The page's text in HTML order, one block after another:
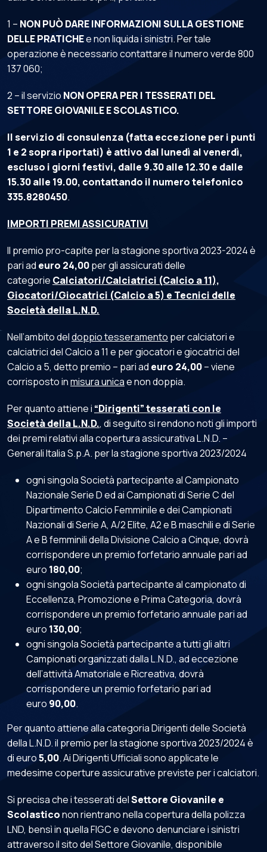
1 – NON PUÒ DARE INFORMAZIONI SULLA GESTIONE
DELLE PRATICHEe non liquida i sinistri. Per tale
operazione è necessario contattare il numero verde 800
137 060;
2 – il servizio NON OPERA PER I TESSERATI DEL
SETTORE GIOVANILE E SCOLASTICO.
Il servizio di consulenza (fatta eccezione per i punti
1 e 2 sopra riportati) è attivo dal lunedì al venerdì,
escluso i giorni festivi, dalle 9.30 alle 12.30 e dalle
15.30 alle 19.00, contattando il numero telefonico
335.8280450.
IMPORTI PREMI ASSICURATIVI
Il premio pro-capite per la stagione sportiva 2023-2024 è
pari ad euro 24,00per gli assicurati delle
categorie Calciatori/Calciatrici (Calcio a 11),
Giocatori/Giocatrici (Calcio a 5) e Tecnici delle
Società della L.N.D.
Nell’ambito deldoppio tesseramento per calciatori e
calciatrici del Calcio a 11 e per giocatori e giocatrici del
Calcio a 5, detto premio – pari ad euro 24,00– viene
corrisposto inmisura unicae non doppia.
Per quanto attiene i “Dirigenti” tesserati con le
Società della L.N.D., di seguito si rendono noti gli importi
dei premi relativi alla copertura assicurativa L.N.D. –
Generali Italia S.p.A. per la stagione sportiva 2023/2024
ogni singola Società partecipante al Campionato
Nazionale Serie D ed ai Campionati di Serie C del
Dipartimento Calcio Femminile e dei Campionati
Nazionali di Serie A, A/2 Elite, A2 e B maschili e di Serie
A e B femminili della Divisione Calcio a Cinque, dovrà
corrispondere un premio forfetario annuale pari ad
euro 180,00;
ogni singola Società partecipante al campionato di
Eccellenza, Promozione e Prima Categoria, dovrà
corrispondere un premio forfetario annuale pari ad
euro 130,00;
ogni singola Società partecipante a tutti gli altri
Campionati organizzati dalla L.N.D., ad eccezione
dell’attività Amatoriale e Ricreativa, dovrà
corrispondere un premio forfetario pari ad
euro 90,00.
Per quanto attiene alla categoria Dirigenti delle Società
della L.N.D. il premio per la stagione sportiva 2023/2024 è
di euro5,00. Ai Dirigenti Ufficiali sono applicate le
medesime coperture assicurative previste per i calciatori.
Si precisa che i tesserati delSettore Giovanile e
Scolasticonon rientrano nella copertura della polizza
LND, bensì in quella FIGC e devono denunciare i sinistri
attraverso il sito del Settore Giovanile, disponibile